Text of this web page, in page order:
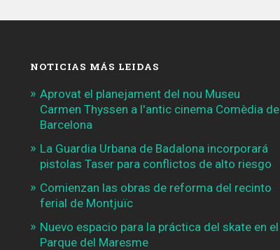
transporte»
NOTICIAS MÁS LEIDAS
Aprovat el planejament del nou Museu
Carmen Thyssen a l'antic cinema Comèdia de
Barcelona
La Guardia Urbana de Badalona incorporará
pistolas Taser para conflictos de alto riesgo
Comienzan las obras de reforma del recinto
ferial de Montjuïc
Nuevo espacio para la práctica del skate en el
Parque del Maresme